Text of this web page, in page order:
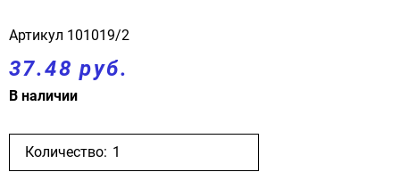
Артикул 101019/2
37.48 руб.
В наличии
Количество: